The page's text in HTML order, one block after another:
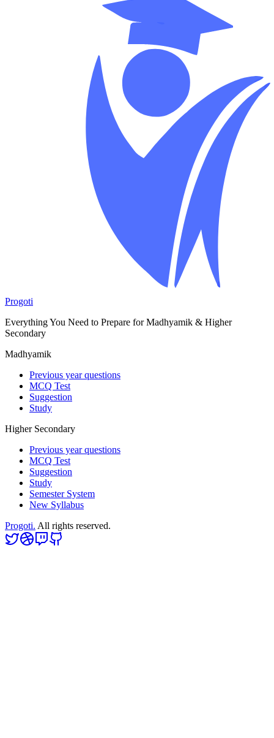
Progoti
Everything You Need to Prepare for Madhyamik & Higher
Secondary
Madhyamik
Previous year questions
MCQ Test
Suggestion
Study
Higher Secondary
Previous year questions
MCQ Test
Suggestion
Study
Semester System
New Syllabus
Progoti. All rights reserved.